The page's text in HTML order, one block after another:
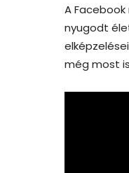
A
nyugodt
még most